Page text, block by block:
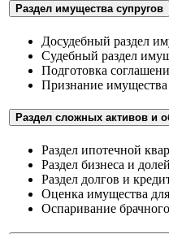
Раздел имущества супругов
Досудебный раздел
Судебный раздел
Подготовка
Признание
Раздел сложных активов и
Раздел ипотечной
Раздел бизнеса и
Раздел долгов и
Оценка имущества для
Оспаривание